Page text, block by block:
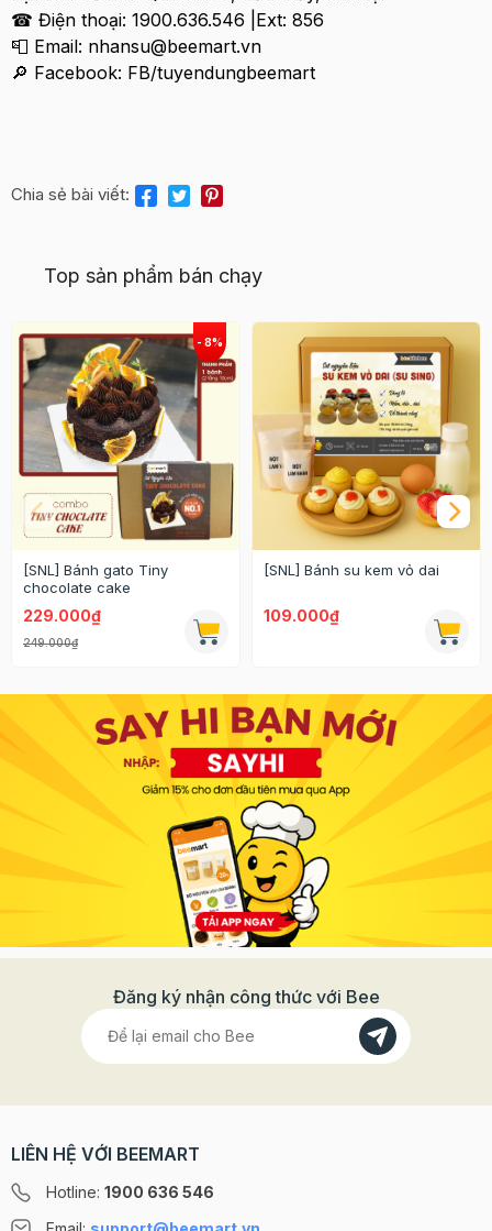
☎ Điện thoại: 1900.636.546 |Ext: 856
📮 Email: nhansu@beemart.vn
🔎 Facebook: FB/tuyendungbeemart
Chia sẻ bài viết:
Top sản phẩm bán chạy
[SNL] Bánh gato Tiny
chocolate cake
229.000₫
249.000₫
[SNL] Bánh su kem vỏ dai
109.000₫
Đăng ký nhận công thức với Bee
LIÊN HỆ VỚI BEEMART
Hotline: 1900 636 546